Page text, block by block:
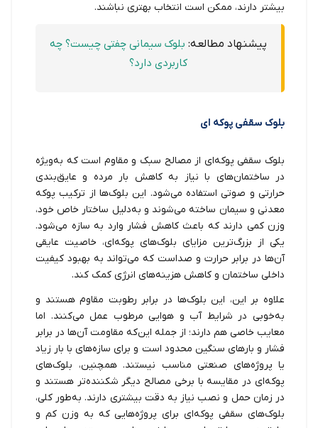
بیشتر دارند، ممکن است انتخاب بهتری نباشند.
پیشنهاد مطالعه: بلوک سیمانی چفتی چیست؟ چه
کاربردی دارد؟
بلوک سقفی پوکه ای
بلوک سقفی پوکه‌ای از مصالح سبک و مقاوم است که به‌ویژه
در ساختمان‌های با نیاز به کاهش بار مرده و عایق‌بندی
حرارتی و صوتی استفاده می‌شود. این بلوک‌ها از ترکیب پوکه
معدنی و سیمان ساخته می‌شوند و به‌دلیل ساختار خاص خود،
وزن کمی دارند که باعث کاهش فشار وارد به سازه می‌شود.
یکی از بزرگ‌ترین مزایای بلوک‌های پوکه‌ای، خاصیت عایقی
آن‌ها در برابر حرارت و صداست که می‌تواند به بهبود کیفیت
داخلی ساختمان و کاهش هزینه‌های انرژی کمک کند.
علاوه بر این، این بلوک‌ها در برابر رطوبت مقاوم هستند و
به‌خوبی در شرایط آب و هوایی مرطوب عمل می‌کنند. اما
معایب خاصی هم دارند؛ از جمله این‌که مقاومت آن‌ها در برابر
فشار و بارهای سنگین محدود است و برای سازه‌های با بار زیاد
یا پروژه‌های صنعتی مناسب نیستند. همچنین، بلوک‌های
پوکه‌ای در مقایسه با برخی مصالح دیگر شکننده‌تر هستند و
در زمان حمل و نصب نیاز به دقت بیشتری دارند. به‌طور کلی،
بلوک‌های سقفی پوکه‌ای برای پروژه‌هایی که به وزن کم و